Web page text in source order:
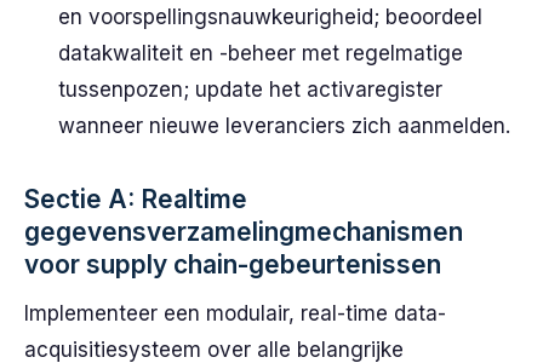
en voorspellingsnauwkeurigheid; beoordeel
datakwaliteit en -beheer met regelmatige
tussenpozen; update het activaregister
wanneer nieuwe leveranciers zich aanmelden.
Sectie A: Realtime
gegevensverzamelingmechanismen
voor supply chain-gebeurtenissen
Implementeer een modulair, real-time data-
acquisitiesysteem over alle belangrijke